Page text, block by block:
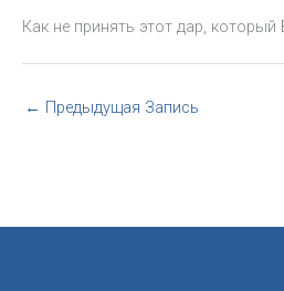
Как не принять этот дар, который
← Предыдущая Запись